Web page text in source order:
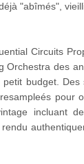
"abîmés",
Circuits
Orchestra des
budget. Des
pour
incluant